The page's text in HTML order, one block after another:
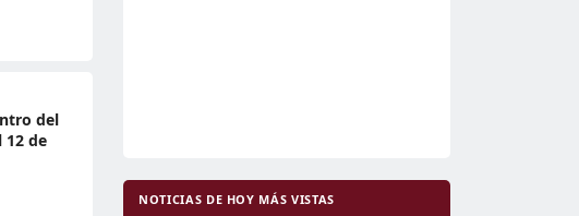
del
de
NOTICIAS DE HOY MÁS VISTAS